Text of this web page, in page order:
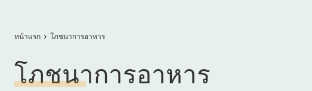
หน้าแรก โภชนาการอาหาร
โภชนาการอาหาร